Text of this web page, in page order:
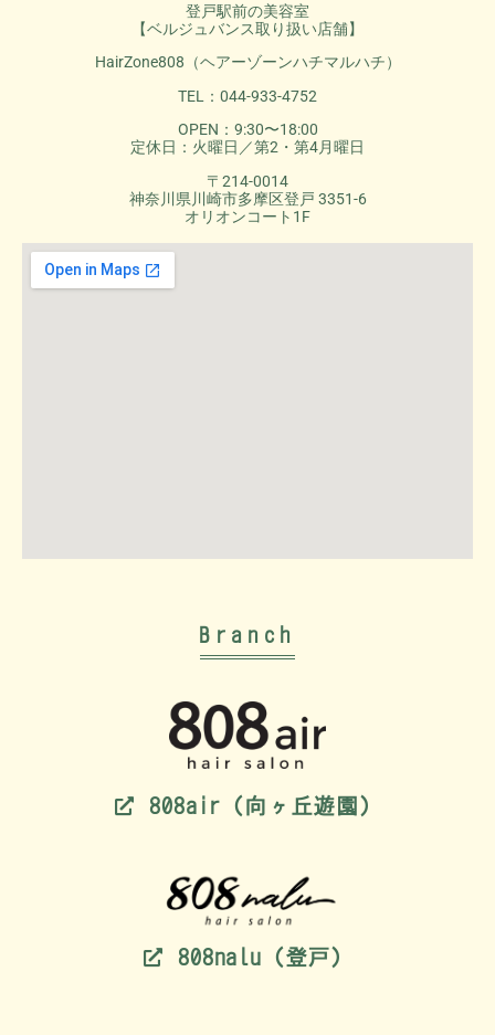
登戸駅前の美容室
【ベルジュバンス取り扱い店舗】
HairZone808（ヘアーゾーンハチマルハチ）
TEL：044-933-4752
OPEN：9:30〜18:00
定休日：火曜日／第2・第4月曜日
〒214-0014
神奈川県川崎市多摩区登戸 3351-6
オリオンコート1F
Branch
808air（向ヶ丘遊園）
808nalu（登戸）